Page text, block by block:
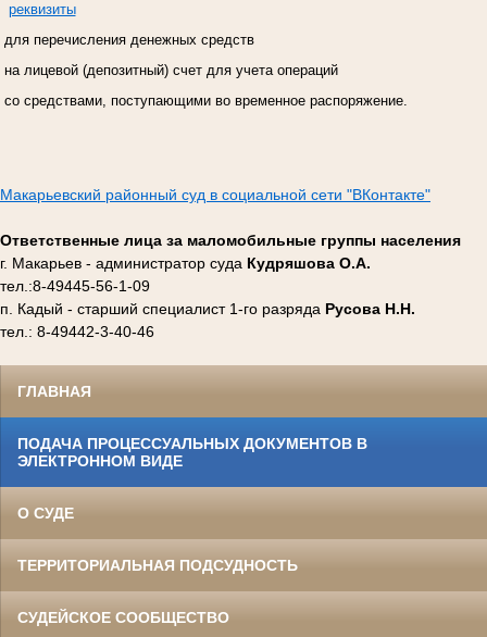
реквизиты
для перечисления денежных средств
на лицевой (депозитный) счет для учета операций
со средствами, поступающими во временное распоряжение.
Макарьевский районный суд в социальной сети "ВКонтакте"
Ответственные лица за маломобильные группы населения
г. Макарьев - администратор суда Кудряшова О.А.
тел.:8-49445-56-1-09
п. Кадый - старший специалист 1-го разряда Русова Н.Н.
тел.: 8-49442-3-40-46
ГЛАВНАЯ
ПОДАЧА ПРОЦЕССУАЛЬНЫХ ДОКУМЕНТОВ В
ЭЛЕКТРОННОМ ВИДЕ
О СУДЕ
ТЕРРИТОРИАЛЬНАЯ ПОДСУДНОСТЬ
СУДЕЙСКОЕ СООБЩЕСТВО